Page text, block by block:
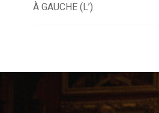
À GAUCHE (L’)